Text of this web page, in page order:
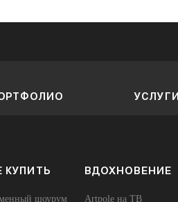
УСЛУГИ
КУПИТЬ
шоурум
ВДОХНОВЕНИЕ
Artpole на ТВ